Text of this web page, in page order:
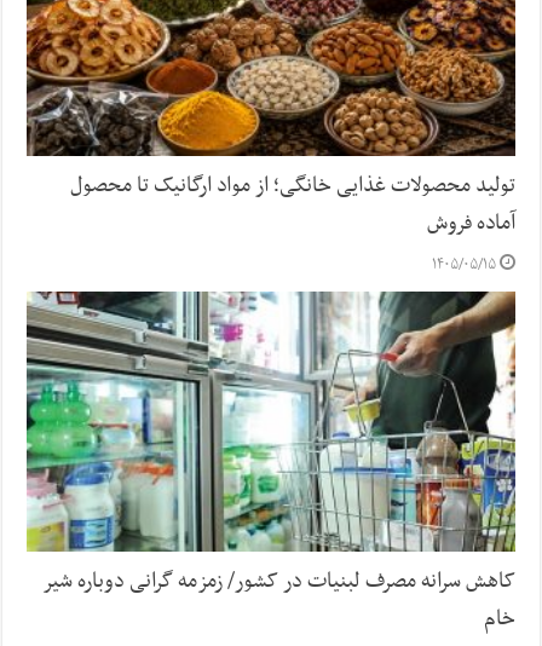
تولید محصولات غذایی خانگی؛ از مواد ارگانیک تا محصول
آماده فروش
۱۴۰۵/۰۵/۱۵
کاهش سرانه مصرف لبنیات در کشور/ زمزمه گرانی دوباره شیر
خام